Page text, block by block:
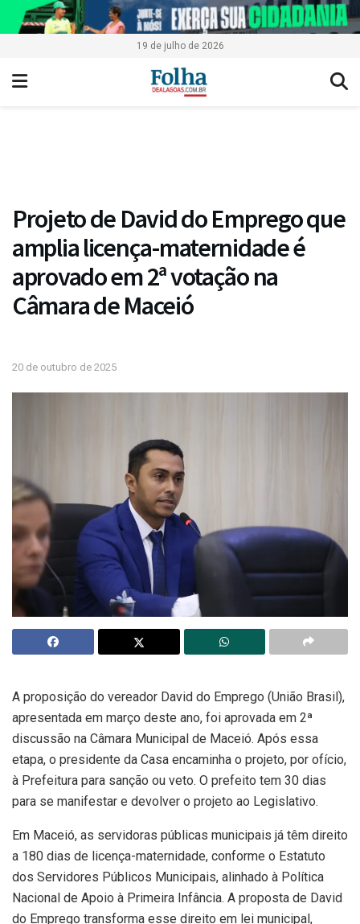
19 de julho de 2026
Projeto de David do Emprego que
amplia licença-maternidade é
aprovado em 2ª votação na
Câmara de Maceió
20 de outubro de 2025
A proposição do vereador David do Emprego (União Brasil),
apresentada em março deste ano, foi aprovada em 2ª
discussão na Câmara Municipal de Maceió. Após essa
etapa, o presidente da Casa encaminha o projeto, por ofício,
à Prefeitura para sanção ou veto. O prefeito tem 30 dias
para se manifestar e devolver o projeto ao Legislativo.
Em Maceió, as servidoras públicas municipais já têm direito
a 180 dias de licença-maternidade, conforme o Estatuto
dos Servidores Públicos Municipais, alinhado à Política
Nacional de Apoio à Primeira Infância. A proposta de David
do Emprego transforma esse direito em lei municipal,